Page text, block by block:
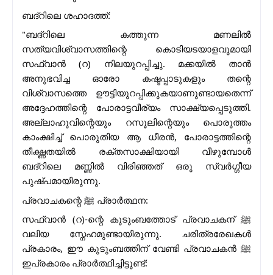
ബദ്റിലെ ശഹാദത്ത്:
"ബദ്റിലെ കത്തുന്ന മണലിൽ
സത്യവിശ്വാസത്തിന്റെ കൊടിയടയാളവുമായി
സഫ്‌വാൻ (റ) നിലയുറപ്പിച്ചു. മക്കയിൽ താൻ
അനുഭവിച്ച ഓരോ കഷ്ടപ്പാടുകളും തന്റെ
വിശ്വാസത്തെ ഊട്ടിയുറപ്പിക്കുകയാണുണ്ടായതെന്ന്
അദ്ദേഹത്തിന്റെ പോരാട്ടവീര്യം സാക്ഷ്യപ്പെടുത്തി.
അല്ലാഹുവിന്റെയും റസൂലിന്റെയും പൊരുത്തം
കാംക്ഷിച്ച് പൊരുതിയ ആ ധീരൻ, പോരാട്ടത്തിന്റെ
തീക്ഷ്ണതയിൽ രക്തസാക്ഷിയായി വീഴുമ്പോൾ
ബദ്റിലെ മണ്ണിൽ വിരിഞ്ഞത് ഒരു സ്വർഗ്ഗീയ
പുഷ്പമായിരുന്നു.
പ്രവാചകന്റെ ﷺ പ്രാർത്ഥന:
സഫ്‌വാൻ (റ)-ന്റെ കുടുംബത്തോട് പ്രവാചകന് ﷺ
വലിയ സ്നേഹമുണ്ടായിരുന്നു. ചരിത്രരേഖകൾ
പ്രകാരം, ഈ കുടുംബത്തിന് വേണ്ടി പ്രവാചകൻ ﷺ
ഇപ്രകാരം പ്രാർത്ഥിച്ചിട്ടുണ്ട്: